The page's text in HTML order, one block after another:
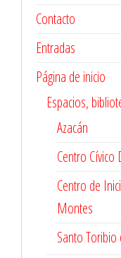
Contacto
Entradas
Página de inicio
Espacios,
Azacán
Centro Cívico
Centro de
Montes
Santo